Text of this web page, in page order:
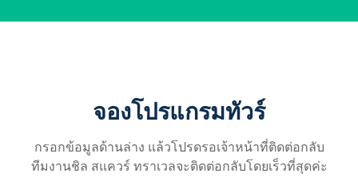
จองโปรแกรมทัวร์
กรอกข้อมูลด้านล่าง แล้วโปรดรอเจ้าหน้าที่ติดต่อกลับ
ทีมงานชิล สแควร์ ทราเวลจะติดต่อกลับโดยเร็วที่สุดค่ะ